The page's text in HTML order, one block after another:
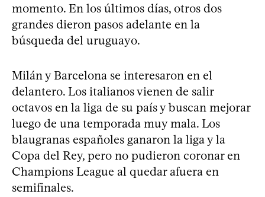
momento. En los últimos días, otros dos
grandes dieron pasos adelante en la
búsqueda del uruguayo.
Milán y Barcelona se interesaron en el
delantero. Los italianos vienen de salir
octavos en la liga de su país y buscan mejorar
luego de una temporada muy mala. Los
blaugranas españoles ganaron la liga y la
Copa del Rey, pero no pudieron coronar en
Champions League al quedar afuera en
semifinales.